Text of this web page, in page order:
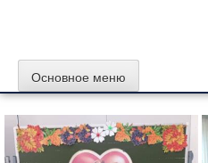
Основное меню